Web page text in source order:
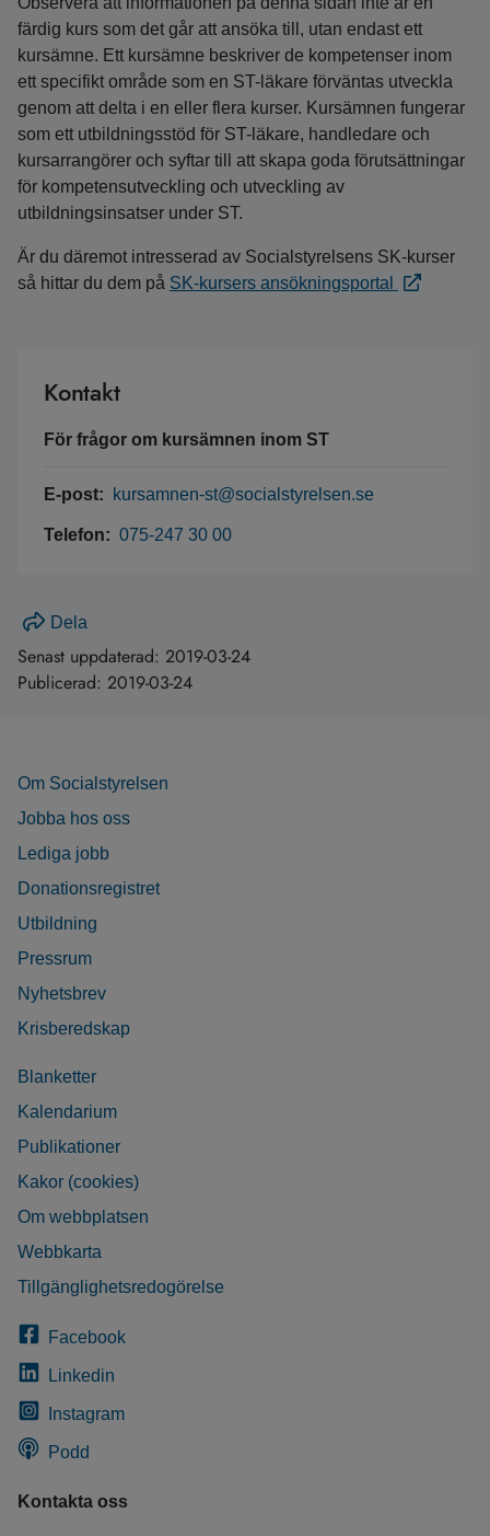
färdig kurs som det går att ansöka till, utan endast ett
kursämne. Ett kursämne beskriver de kompetenser inom
ett specifikt område som en ST-läkare förväntas utveckla
genom att delta i en eller flera kurser. Kursämnen fungerar
som ett utbildningsstöd för ST-läkare, handledare och
kursarrangörer och syftar till att skapa goda förutsättningar
för kompetensutveckling och utveckling av
utbildningsinsatser under ST.
Är du däremot intresserad av Socialstyrelsens SK-kurser
så hittar du dem på SK-kursers ansökningsportal
Kontakt
För frågor om kursämnen inom ST
E-post: kursamnen-st@socialstyrelsen.se
Telefon: 075-247 30 00
Dela
Senast uppdaterad: 2019-03-24
Publicerad: 2019-03-24
Om Socialstyrelsen
Jobba hos oss
Lediga jobb
Donationsregistret
Utbildning
Pressrum
Nyhetsbrev
Krisberedskap
Blanketter
Kalendarium
Publikationer
Kakor (cookies)
Om webbplatsen
Webbkarta
Tillgänglighetsredogörelse
Facebook
Linkedin
Instagram
Podd
Kontakta oss